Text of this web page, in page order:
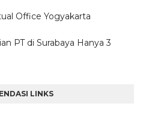
Office Yogyakarta
PT di Surabaya Hanya 3
LINKS